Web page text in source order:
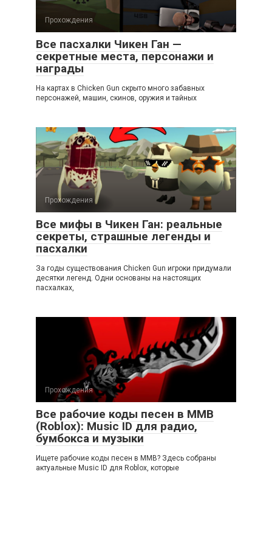
Прохождения
Все пасхалки Чикен Ган —
секретные места, персонажи и
награды
На картах в Chicken Gun скрыто много забавных
персонажей, машин, скинов, оружия и тайных
Прохождения
Все мифы в Чикен Ган: реальные
секреты, страшные легенды и
пасхалки
За годы существования Chicken Gun игроки придумали
десятки легенд. Одни основаны на настоящих
пасхалках,
Прохождения
Все рабочие коды песен в ММВ
(Roblox): Music ID для радио,
бумбокса и музыки
Ищете рабочие коды песен в ММВ? Здесь собраны
актуальные Music ID для Roblox, которые